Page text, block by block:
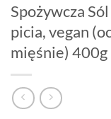
Spożywcza
picia, vegan
mięśnie) 400g